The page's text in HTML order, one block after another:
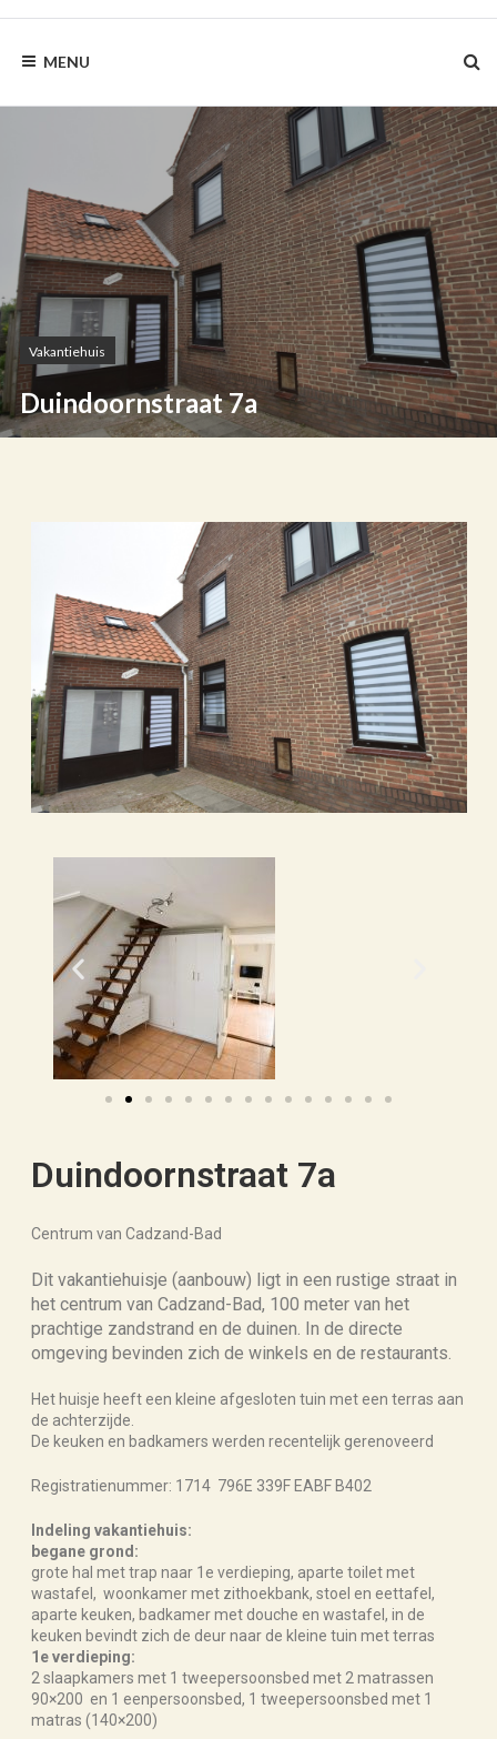
MENU
Vakantiehuis
Duindoornstraat 7a
Duindoornstraat 7a
Centrum van Cadzand-Bad
Dit vakantiehuisje (aanbouw) ligt in een rustige straat in
het centrum van Cadzand-Bad, 100 meter van het
prachtige zandstrand en de duinen. In de directe
omgeving bevinden zich de winkels en de restaurants.
Het huisje heeft een kleine afgesloten tuin met een terras aan
de achterzijde.
De keuken en badkamers werden recentelijk gerenoveerd
Registratienummer: 1714 796E 339F EABF B402
Indeling vakantiehuis:
begane grond:
grote hal met trap naar 1e verdieping, aparte toilet met
wastafel, woonkamer met zithoekbank, stoel en eettafel,
aparte keuken, badkamer met douche en wastafel, in de
keuken bevindt zich de deur naar de kleine tuin met terras
1e verdieping:
2 slaapkamers met 1 tweepersoonsbed met 2 matrassen
90×200 en 1 eenpersoonsbed, 1 tweepersoonsbed met 1
matras (140×200)